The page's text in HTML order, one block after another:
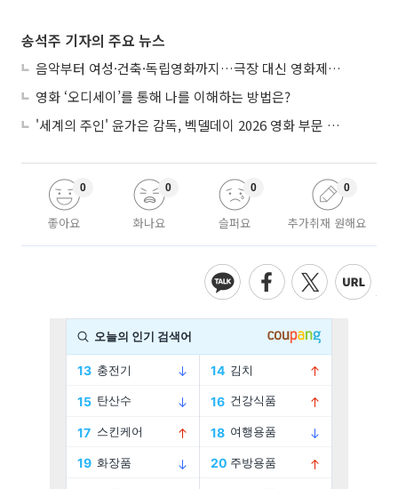
송석주 기자의 주요 뉴스
음악부터 여성·건축·독립영화까지…극장 대신 영화제로 즐기는 스크린 여행
영화 ‘오디세이’를 통해 나를 이해하는 방법은?
'세계의 주인' 윤가은 감독, 벡델데이 2026 영화 부문 벡델리안 감독 선정
좋아요
0
화나요
0
슬퍼요
0
추가취재 원해요
0